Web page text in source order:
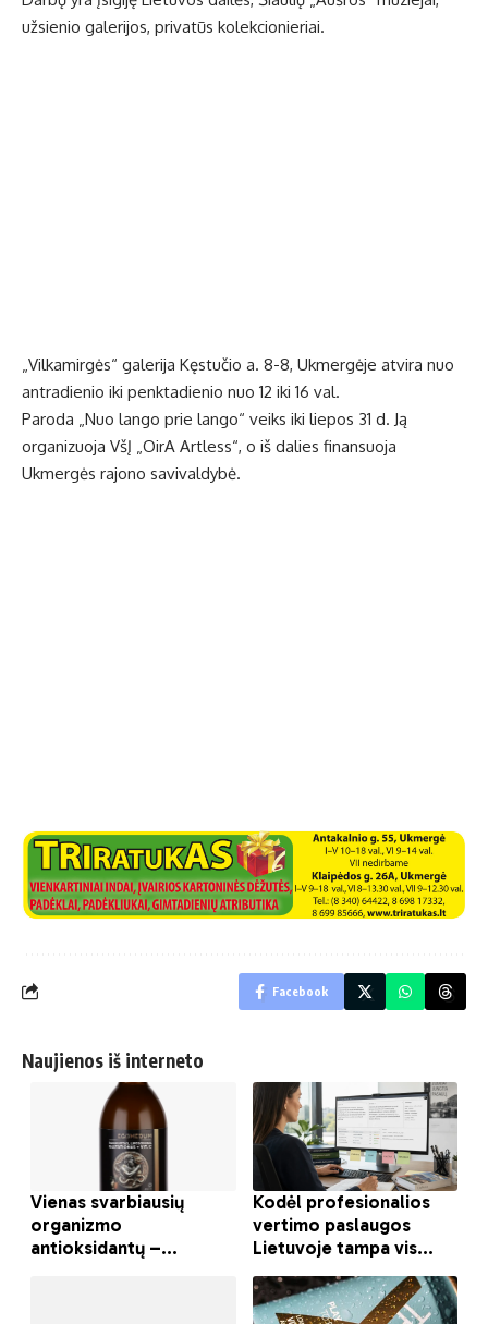
užsienio galerijos, privatūs kolekcionieriai.
„Vilkamirgės“ galerija Kęstučio a. 8-8, Ukmergėje atvira nuo
antradienio iki penktadienio nuo 12 iki 16 val.
Paroda „Nuo lango prie lango“ veiks iki liepos 31 d. Ją
organizuoja VšĮ „OirA Artless“, o iš dalies finansuoja
Ukmergės rajono savivaldybė.
Facebook
Naujienos iš interneto